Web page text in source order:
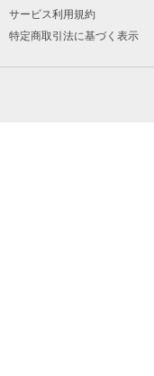
サービス利用規約
特定商取引法に基づく表示